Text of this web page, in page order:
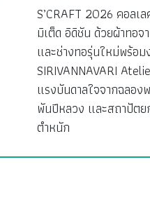
S’CRAFT 2026 คอลเ
มิเต็ด อิดิชัน ด้วยผ้าทอจ
และช่างทอรุ่นใหม่พร้อม
SIRIVANNAVARI
แรงบันดาลใจจากฉลอง
พันปีหลวง และสถาปัต
ตำหนัก